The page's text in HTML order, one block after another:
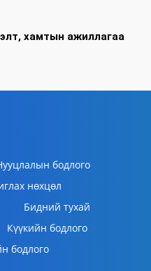
хамтын ажиллагаа
бодлого
нөхцөл
Бидний тухай
Күүкийн бодлого
бодлого